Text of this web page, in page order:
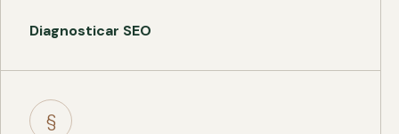
Diagnosticar SEO
§